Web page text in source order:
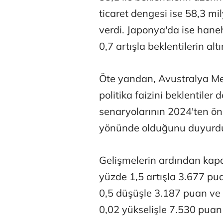
ticaret dengesi ise 58,3
verdi. Japonya'da ise
0,7 artışla beklentilerin
Öte yandan, Avustralya
politika faizini beklentiler
senaryolarının 2024'ten
yönünde olduğunu
Gelişmelerin ardından
yüzde 1,5 artışla 3.677
0,5 düşüşle 3.187 puan
0,02 yükselişle 7.530